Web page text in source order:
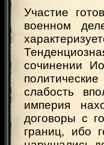
Участие
военном
сочинении
слабость
империя
договоры с
границ, ибо